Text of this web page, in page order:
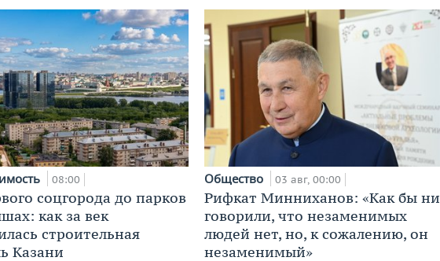
08:00
соцгорода до парков
как за век
строительная
Казани
Общество 03 авг, 00:00
Рифкат Минниханов: «Как бы ни
говорили, что незаменимых
людей нет, но, к сожалению, он
незаменимый»